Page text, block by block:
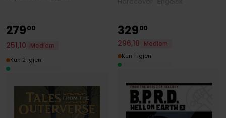
27900
251,10
Medlem
Kun 2 igjen
32900
296,10
Medlem
Kun 1 igjen